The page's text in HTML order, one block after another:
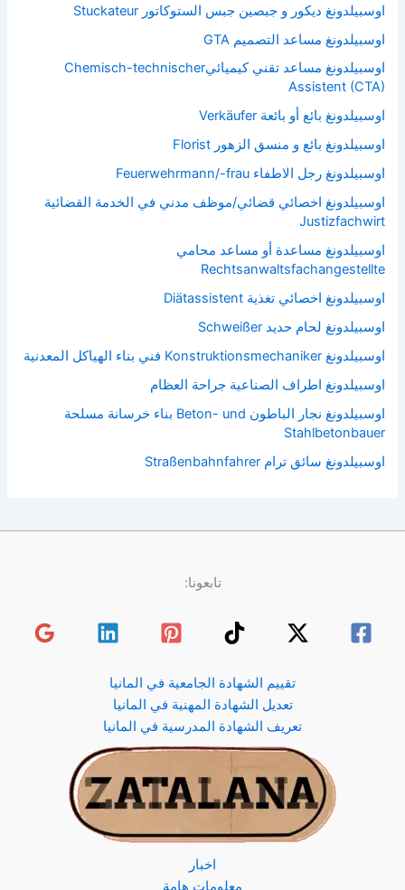
اوسبيلدونغ ديكور و جبصين جبس الستوكاتور Stuckateur
اوسبيلدونغ مساعد التصميم GTA
اوسبيلدونغ مساعد تقني كيميائيChemisch-technischer
Assistent (CTA)
اوسبيلدونغ بائع أو بائعة Verkäufer
اوسبيلدونغ بائع و منسق الزهور Florist
اوسبيلدونغ رجل الاطفاء Feuerwehrmann/-frau
اوسبيلدونغ اخصائي قضائي/موظف مدني في الخدمة القضائية
Justizfachwirt
اوسبيلدونغ مساعدة أو مساعد محامي
Rechtsanwaltsfachangestellte
اوسبيلدونغ اخصائي تغذية Diätassistent
اوسبيلدونغ لحام حديد Schweißer
اوسبيلدونغ Konstruktionsmechaniker فني بناء الهياكل المعدنية
اوسبيلدونغ اطراف الصناعية جراحة العظام
اوسبيلدونغ نجار الباطون Beton- und بناء خرسانة مسلحة
Stahlbetonbauer
اوسبيلدونغ سائق ترام Straßenbahnfahrer
تابعونا:
تقييم الشهادة الجامعية في المانيا
تعديل الشهادة المهنية في المانيا
تعريف الشهادة المدرسية في المانيا
اخبار